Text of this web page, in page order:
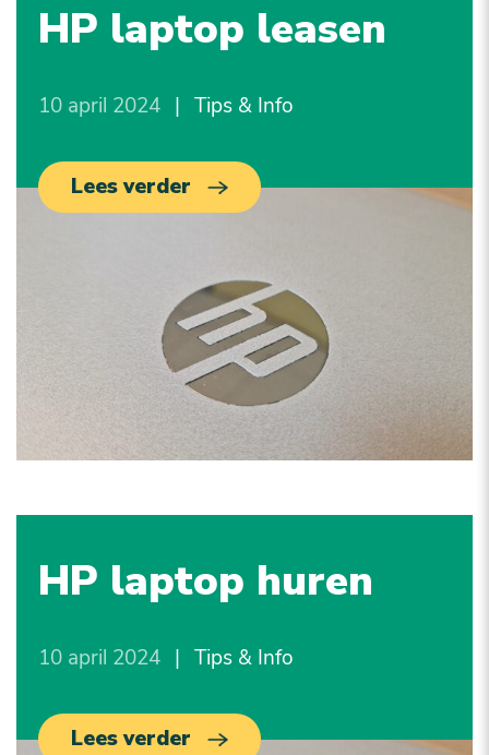
HP laptop leasen
10 april 2024 | Tips & Info
Lees verder
HP laptop huren
10 april 2024 | Tips & Info
Lees verder